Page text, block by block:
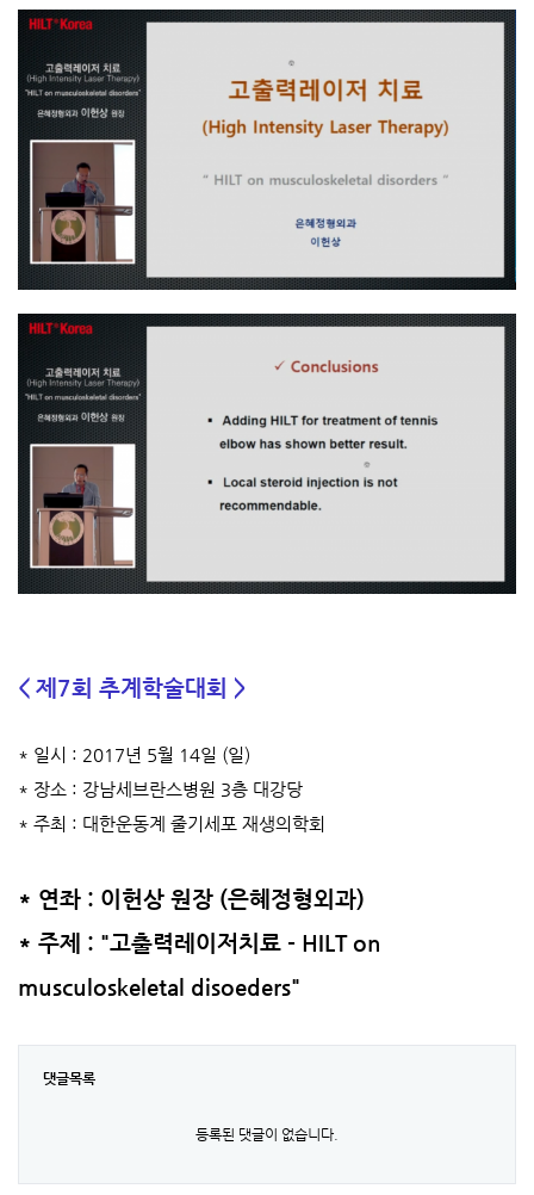
< 제7회 추계학술대회 >
* 일시 : 2017년 5월 14일 (일)
* 장소 : 강남세브란스병원 3층 대강당
* 주최 : 대한운동계 줄기세포 재생의학회
* 연좌 : 이헌상 원장 (은혜정형외과)
* 주제 : "고출력레이저치료 - HILT on
musculoskeletal disoeders"
댓글목록
등록된 댓글이 없습니다.